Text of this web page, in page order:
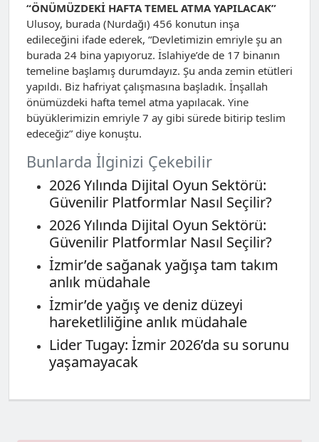
“ÖNÜMÜZDEKİ HAFTA TEMEL ATMA YAPILACAK”
Ulusoy, burada (Nurdağı) 456 konutun inşa
edileceğini ifade ederek, “Devletimizin emriyle şu an
burada 24 bina yapıyoruz. İslahiye’de de 17 binanın
temeline başlamış durumdayız. Şu anda zemin etütleri
yapıldı. Biz hafriyat çalışmasına başladık. İnşallah
önümüzdeki hafta temel atma yapılacak. Yine
büyüklerimizin emriyle 7 ay gibi sürede bitirip teslim
edeceğiz” diye konuştu.
Bunlarda İlginizi Çekebilir
2026 Yılında Dijital Oyun Sektörü:
Güvenilir Platformlar Nasıl Seçilir?
2026 Yılında Dijital Oyun Sektörü:
Güvenilir Platformlar Nasıl Seçilir?
İzmir’de sağanak yağışa tam takım
anlık müdahale
İzmir’de yağış ve deniz düzeyi
hareketliliğine anlık müdahale
Lider Tugay: İzmir 2026’da su sorunu
yaşamayacak